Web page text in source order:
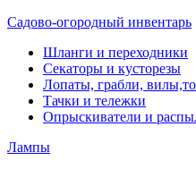
Садово-огородный инвентарь
Шланги и переходники
Секаторы и кусторезы
Лопаты, грабли,
Тачки и тележки
Опрыскиватели и
Лампы